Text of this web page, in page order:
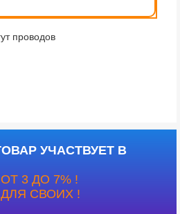
проводов
УЧАСТВУЕТ В
3 ДО 7% !
СВОИХ !